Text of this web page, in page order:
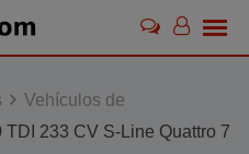
Vehículos de
TDI 233 CV S-Line Quattro 7